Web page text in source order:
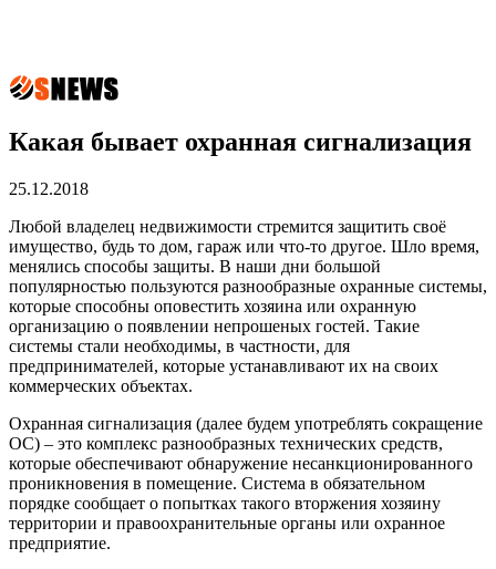
Какая бывает охранная сигнализация
25.12.2018
Любой владелец недвижимости стремится защитить своё
имущество, будь то дом, гараж или что-то другое. Шло время,
менялись способы защиты. В наши дни большой
популярностью пользуются разнообразные охранные системы,
которые способны оповестить хозяина или охранную
организацию о появлении непрошеных гостей. Такие
системы стали необходимы, в частности, для
предпринимателей, которые устанавливают их на своих
коммерческих объектах.
Охранная сигнализация (далее будем употреблять сокращение
ОС) – это комплекс разнообразных технических средств,
которые обеспечивают обнаружение несанкционированного
проникновения в помещение. Система в обязательном
порядке сообщает о попытках такого вторжения хозяину
территории и правоохранительные органы или охранное
предприятие.